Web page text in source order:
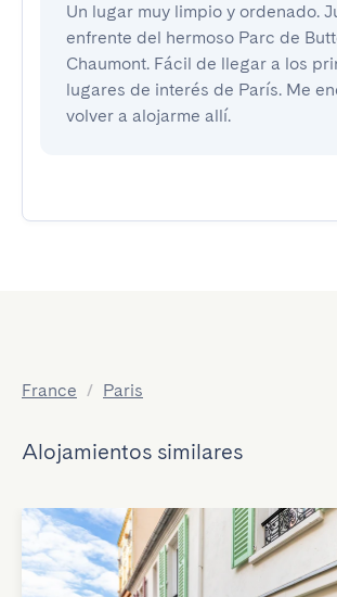
Un lugar muy limpio y ordenado.
enfrente del hermoso Parc de
Chaumont. Fácil de llegar a los
lugares de interés de París. Me
volver a alojarme allí.
France / Paris
Alojamientos similares